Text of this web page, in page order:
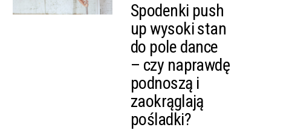
Spodenki push
up wysoki stan
do pole dance
– czy naprawdę
podnoszą i
zaokrąglają
pośladki?